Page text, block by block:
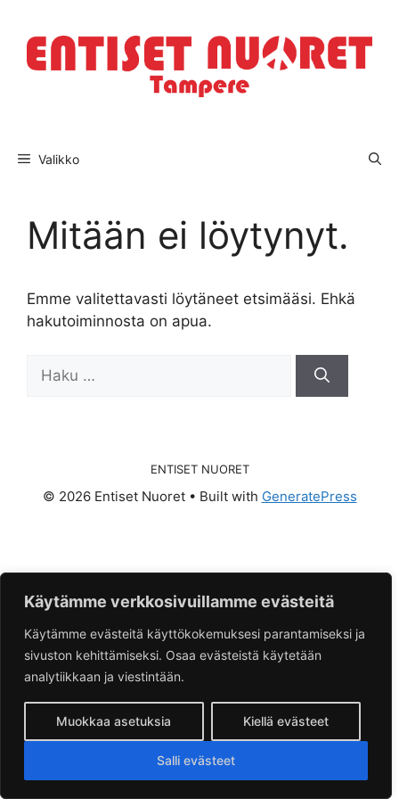
Käytämme verkkosivuillamme evästeitä
Käytämme evästeitä käyttökokemuksesi parantamiseksi ja
sivuston kehittämiseksi. Osaa evästeistä käytetään
analytiikkaan ja viestintään.
Muokkaa asetuksia Kiellä evästeet
Salli evästeet
sisältöön
Valikko
Mitään ei löytynyt.
Emme valitettavasti löytäneet etsimääsi. Ehkä
hakutoiminnosta on apua.
Haku:
ENTISET NUORET
© 2026 Entiset Nuoret• Built with GeneratePress